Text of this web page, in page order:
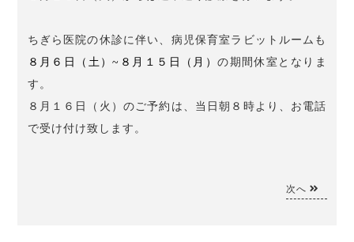
ちぎら医院の休診に伴い、病児保育室ラビットルームも
８月６日（土）~８月１５日（月）の期間休室となりま
す。
８月１６日（火）のご予約は、当日朝８時より、お電話
で受け付け致します。
次へ